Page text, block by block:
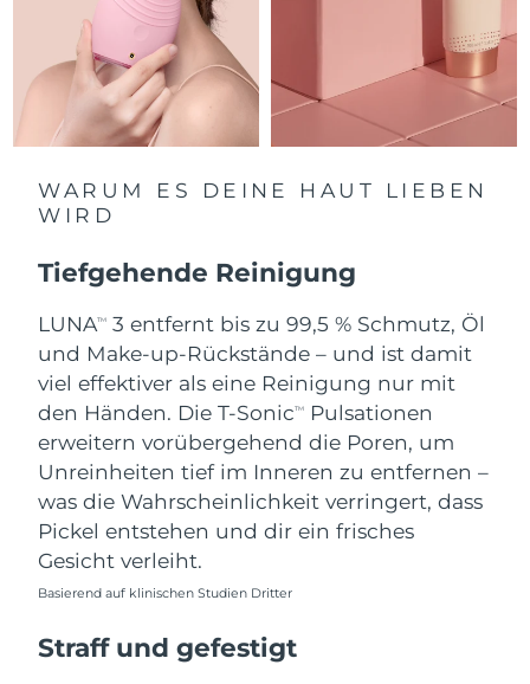
WARUM ES DEINE HAUT LIEBEN
WIRD
Tiefgehende Reinigung
LUNATM
3 entfernt bis zu 99,5 % Schmutz, Öl
und Make-up-Rückstände – und ist damit
viel effektiver als eine Reinigung nur mit
den Händen. Die T-SonicTM
Pulsationen
erweitern vorübergehend die Poren, um
Unreinheiten tief im Inneren zu entfernen –
was die Wahrscheinlichkeit verringert, dass
Pickel entstehen und dir ein frisches
Gesicht verleiht.
Basierend auf klinischen Studien Dritter
Straff und gefestigt
Saudi-Arabien 8/10/26
Singapur Erwartete Lieferung 8/11/26
Slowakei Erwartete Lieferung8/9/26
Slowenien
Südafrika Erwartete Lieferung
Südkorea Erwartete Lieferung 8/11/26
Spanien Erwartete Lieferung 8/9/26
Schweden
Schweiz Erwartete Lieferung 8/9/26
Taiwan Erwartete Lieferung
Thailand Erwartete Lieferung
Türkei Erwartete Lieferung